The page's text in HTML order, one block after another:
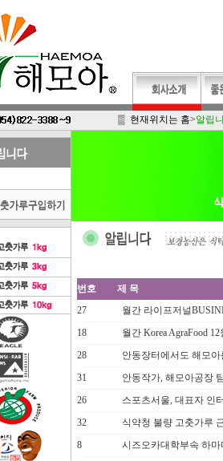
▒ 현재위치는 홈>알립
번호
제 목
27
월간 라이프저널
18
월간 Korea AgraFood
28
안동장터에서도 해모
31
안동작가, 해모아공장
26
스포츠서울, 대표자 인
32
식약청 불량 고춧가루
8
시즈오카대학부속 하